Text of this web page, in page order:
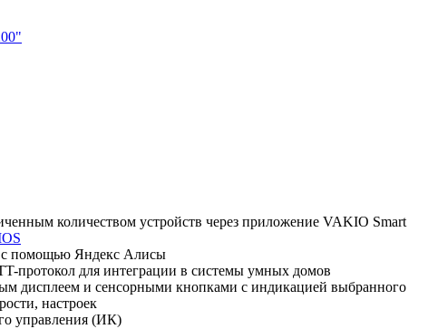
количеством устройств через приложение VAKIO Smart
с помощью Яндекс Алисы
протокол для интеграции в системы умных домов
дисплеем и сенсорными кнопками с индикацией выбранного
настроек
управления (ИК)